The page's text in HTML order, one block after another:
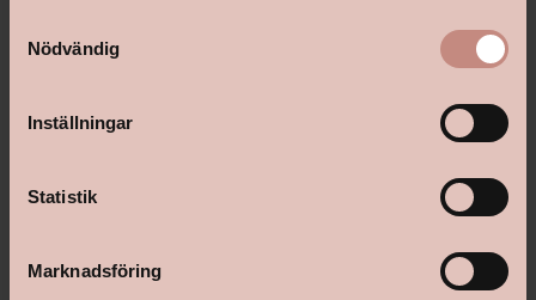
Nödvändig
Inställningar
Statistik
Marknadsföring
Kontakta din butik
Om Happy Homes